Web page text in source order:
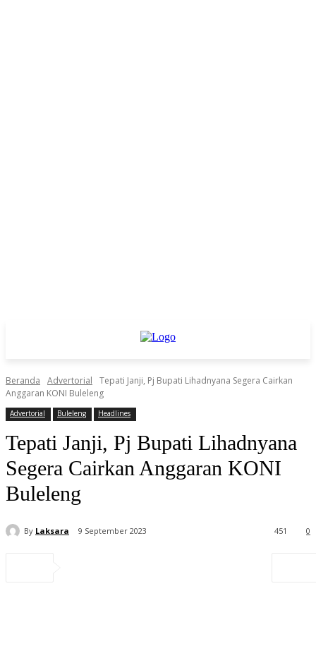
Beranda Advertorial
Tepati Janji, Pj Bupati Lihadnyana Segera Cairkan
Anggaran KONI Buleleng
Advertorial Buleleng Headlines
Tepati Janji, Pj Bupati Lihadnyana
Segera Cairkan Anggaran KONI
Buleleng
By Laksara 9 September 2023 0
451